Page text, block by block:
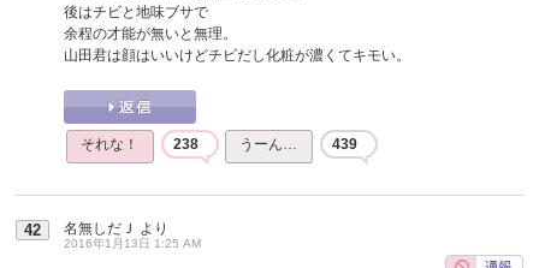
後はチビと地味ブサで
余程の才能が無いと無理。
山田君は顔はいいけどチビだし化粧が濃くてキモい。
それな！ 238 うーん… 439
42 名無しだＪ より
2016年1月13日 1:25 AM